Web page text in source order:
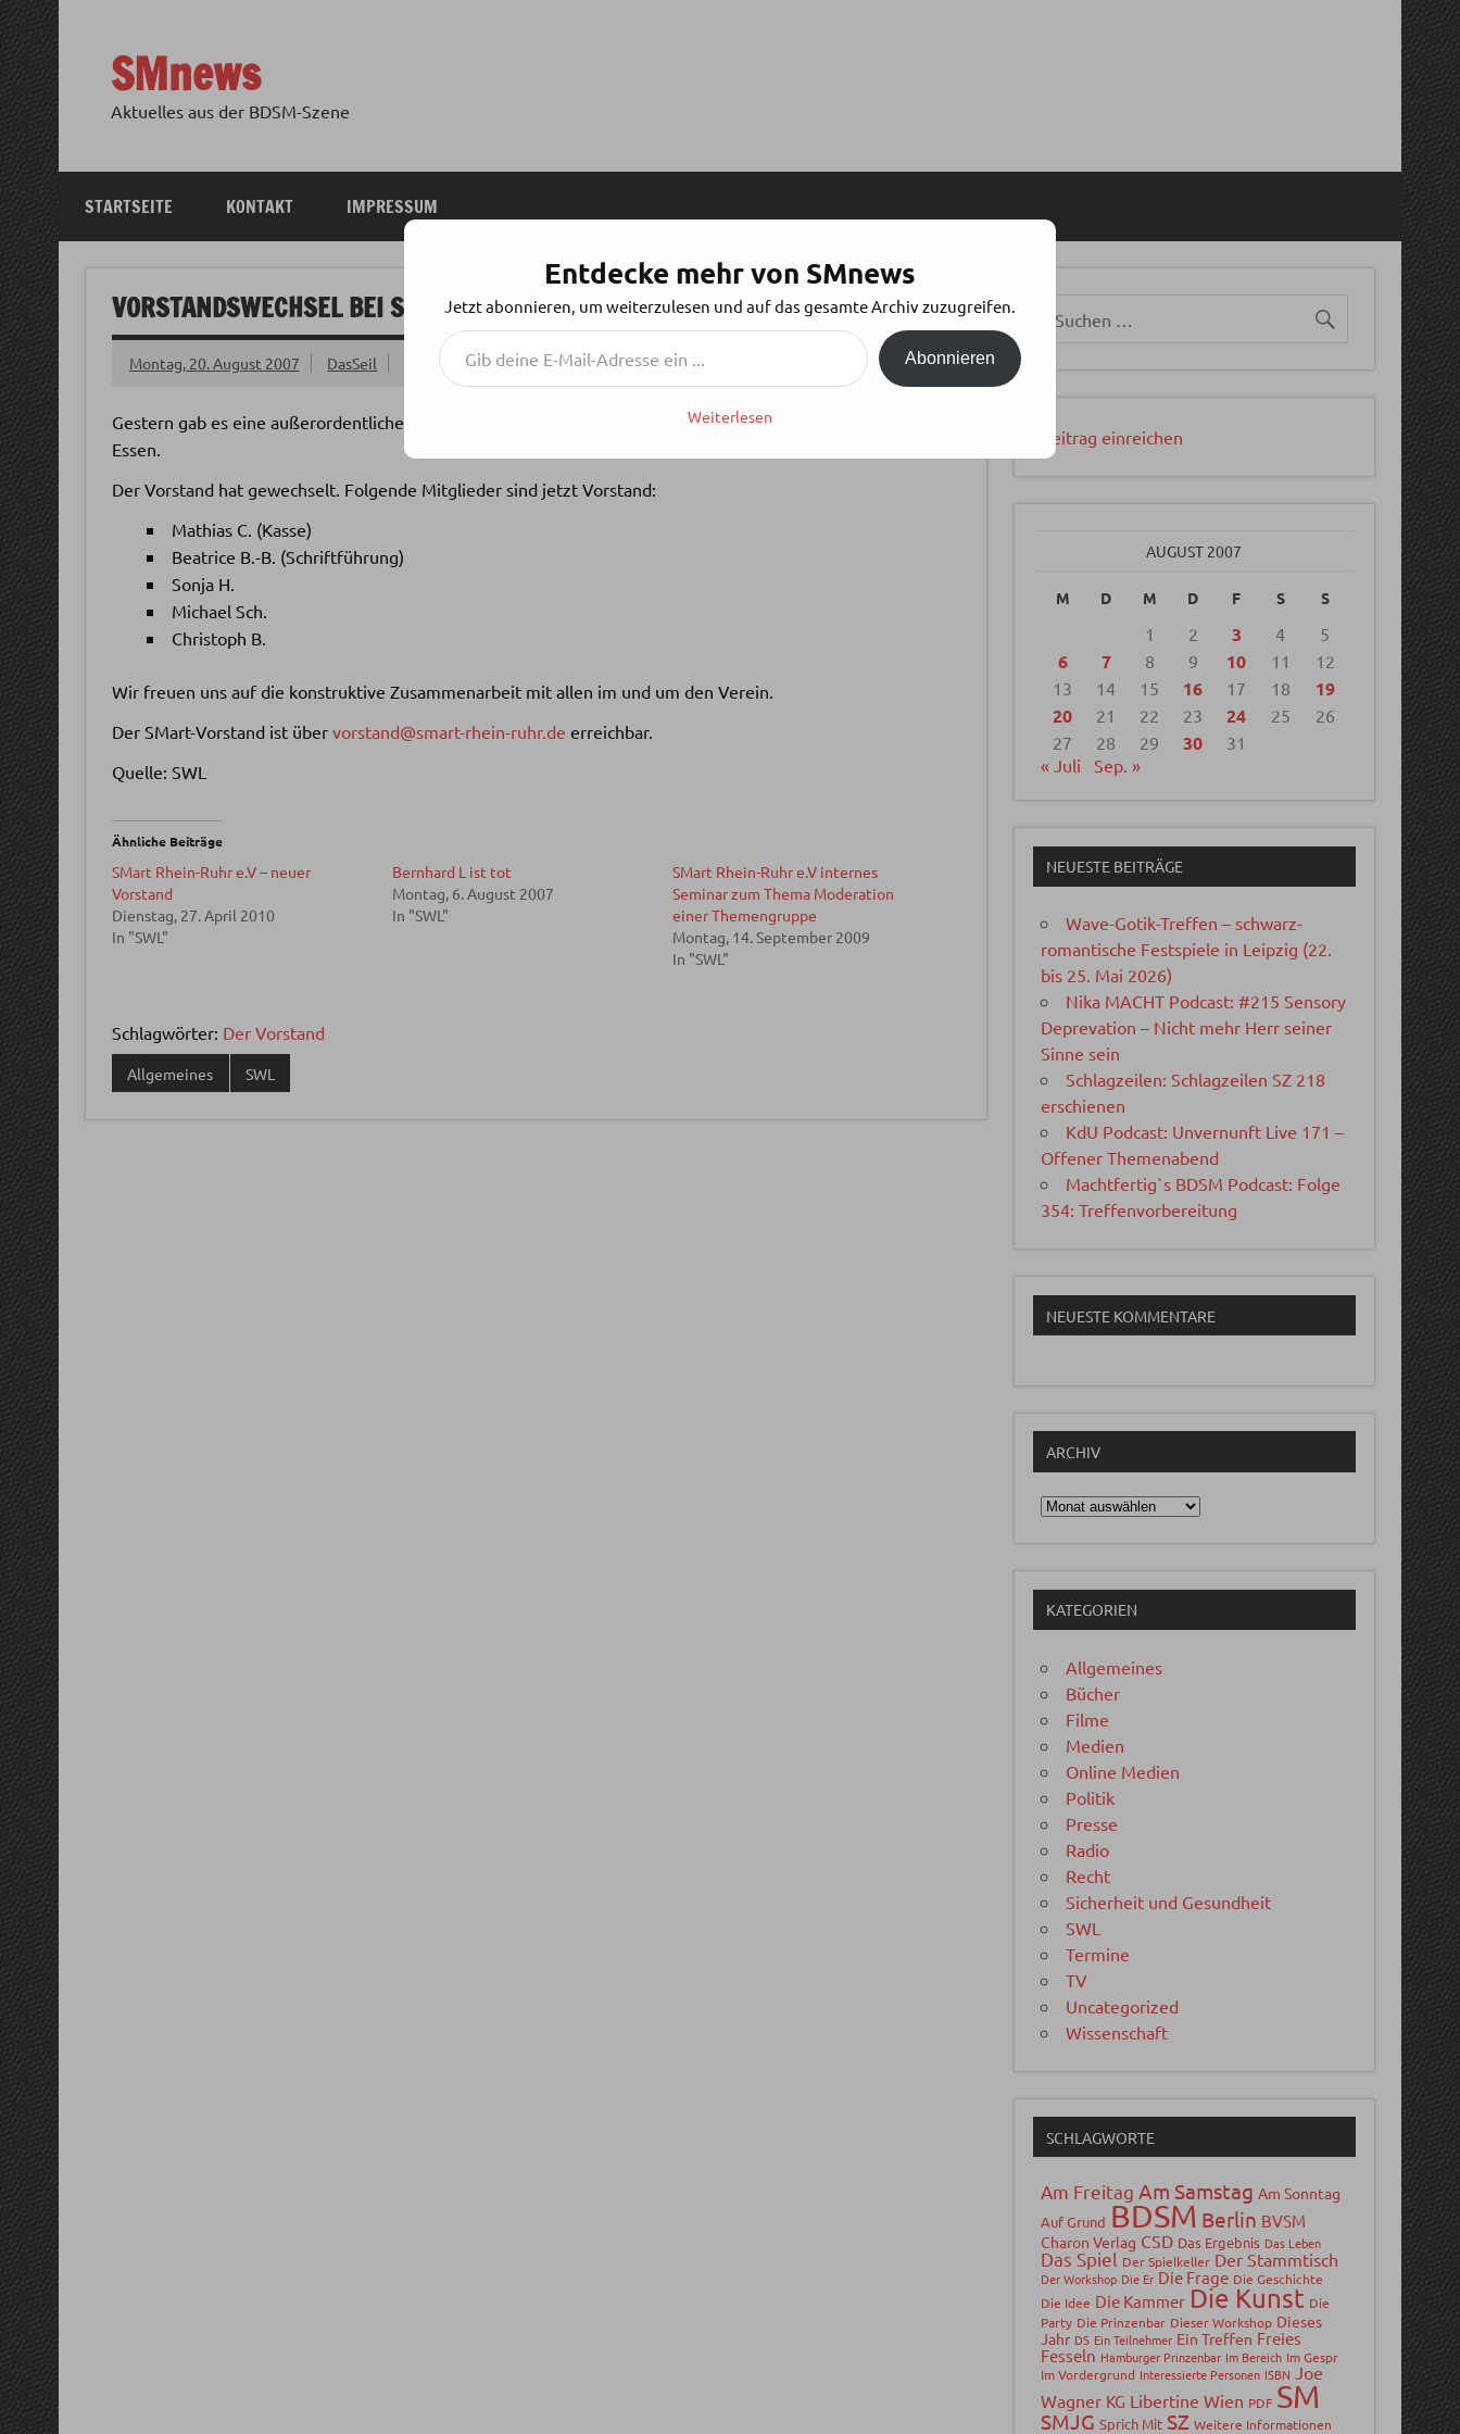
Zum
Inhalt
springen
SMnews
Aktuelles aus der BDSM-Szene
STARTSEITE KONTAKT IMPRESSUM
VORSTANDSWECHSEL BEI SMART RHEIN-RUHR E.V.
Montag, 20. August 2007 DasSeil
Gestern gab es eine außerordentliche Mitgliederversammlung von SMart Rhein-Ruhr e.V. in der Zeche Carl in
Essen.
Der Vorstand hat gewechselt. Folgende Mitglieder sind jetzt Vorstand:
Mathias C. (Kasse)
Beatrice B.-B. (Schriftführung)
Sonja H.
Michael Sch.
Christoph B.
Wir freuen uns auf die konstruktive Zusammenarbeit mit allen im und um den Verein.
Der SMart-Vorstand ist über vorstand@smart-rhein-ruhr.de erreichbar.
Quelle: SWL
Ähnliche Beiträge
SMart Rhein-Ruhr e.V – neuer
Vorstand
Dienstag, 27. April 2010
In "SWL"
Bernhard L ist tot
Montag, 6. August 2007
In "SWL"
SMart Rhein-Ruhr e.V internes
Seminar zum Thema Moderation
einer Themengruppe
Montag, 14. September 2009
In "SWL"
Schlagwörter: Der Vorstand
Allgemeines SWL
Beitrag einreichen
AUGUST 2007
M D M D F S S
1 2 3 4 5
6 7 8 9 10 11
12
13
14 15 16 17 18
19
20
21 22 23 24 25
26
27
28 29 30
31
« Juli
Sep. »
NEUESTE BEITRÄGE
Wave-Gotik-Treffen – schwarz-
romantische Festspiele in Leipzig (22.
bis 25. Mai 2026)
Nika MACHT Podcast: #215 Sensory
Deprevation – Nicht mehr Herr seiner
Sinne sein
Schlagzeilen: Schlagzeilen SZ 218
erschienen
KdU Podcast: Unvernunft Live 171 –
Offener Themenabend
Machtfertig`s BDSM Podcast: Folge
354: Treffenvorbereitung
NEUESTE KOMMENTARE
ARCHIV
Archiv
KATEGORIEN
Allgemeines
Bücher
Filme
Medien
Online Medien
Politik
Presse
Radio
Recht
Sicherheit und Gesundheit
SWL
Termine
TV
Uncategorized
Wissenschaft
SCHLAGWORTE
Am Freitag Am Samstag Am Sonntag
Auf Grund BDSM Berlin BVSM
Charon Verlag CSD Das Ergebnis Das Leben
Das Spiel Der Spielkeller Der Stammtisch
Der Workshop Die Er Die Frage Die Geschichte
Die Idee Die Kammer Die Kunst Die
Party Die Prinzenbar Dieser Workshop Dieses
Jahr DS Ein Teilnehmer Ein Treffen Freies
Fesseln Hamburger Prinzenbar Im Bereich Im Gespr
Im Vordergrund Interessierte Personen ISBN
Joe
Wagner KG Libertine Wien PDF SM
SMJG Sprich Mit SZ Weitere Informationen
Entdecke mehr von SMnews
Jetzt abonnieren, um weiterzulesen und auf das gesamte Archiv zuzugreifen.
Gib deine E-Mail-Adresse ein ...
Abonnieren
Weiterlesen